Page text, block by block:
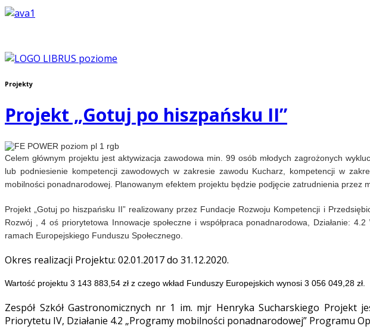
Projekty
Projekt „Gotuj po hiszpańsku II”
Celem głównym projektu jest aktywizacja zawodowa min. 99 osób młodych zagrożonych
lub podniesienie kompetencji zawodowych w zakresie zawodu Kucharz, kompetencji w
mobilności ponadnarodowej. Planowanym efektem projektu będzie podjęcie zatrudnienia przez
Projekt „Gotuj po hiszpańsku II” realizowany przez Fundacje Rozwoju Kompetencji i
Rozwój , 4 oś priorytetowa Innowacje społeczne i współpraca ponadnarodowa, Działanie:
ramach Europejskiego Funduszu Społecznego.
Okres realizacji Projektu: 02.01.2017 do 31.12.2020.
Wartość projektu 3 143 883,54 zł z czego wkład Funduszy Europejskich wynosi 3 056 049,28 zł.
Zespół Szkół Gastronomicznych nr 1 im. mjr Henryka Sucharskiego
Priorytetu IV, Działanie 4.2 „Programy mobilności ponadnarodowej” Programu